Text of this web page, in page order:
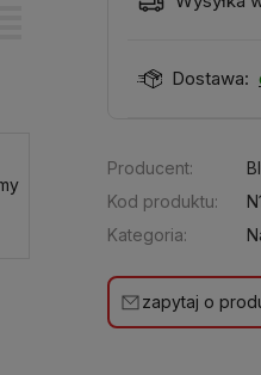
Dostawa:
Producent:
Kod produktu:
Kategoria:
zapytaj o